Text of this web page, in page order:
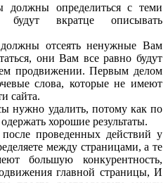
определиться с теми
будут вкратце описывать
отсеять ненужные Вам
они Вам все равно будут
продвижении. Первым делом
слова, которые не имеют
сайта.
нужно удалить, потому как по
хорошие результаты.
проведенных действий у
между страницами, а те
большую конкурентность,
главной страницы, И